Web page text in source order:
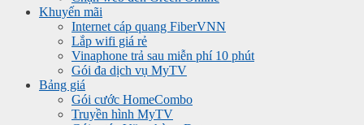
Khuyến mãi
Internet cáp quang FiberVNN
Lắp wifi giá rẻ
Vinaphone trả sau miễn phí 10 phút
Gói đa dịch vụ MyTV
Bảng giá
Gói cước HomeCombo
Truyền hình MyTV